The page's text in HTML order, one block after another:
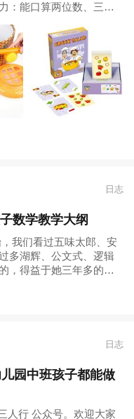
：能口算两位数、三位
日志
数学教学大纲
我们看过五味太郎、安
多湖辉、公文式、逻辑
，得益于她三年多的中
日志
园中班孩子都能做
人行 公众号。欢迎大家